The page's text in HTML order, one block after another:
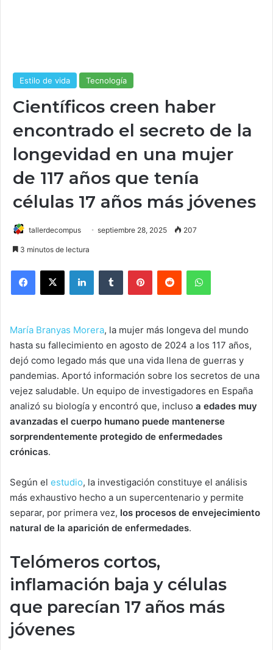
Estilo de vida Tecnología
Científicos creen haber
encontrado el secreto de la
longevidad en una mujer
de 117 años que tenía
células 17 años más jóvenes
tallerdecompus septiembre 28, 2025 207
3 minutos de lectura
María Branyas Morera, la mujer más longeva del mundo
hasta su fallecimiento en agosto de 2024 a los 117 años,
dejó como legado más que una vida llena de guerras y
pandemias. Aportó información sobre los secretos de una
vejez saludable. Un equipo de investigadores en España
analizó su biología y encontró que, incluso a edades muy
avanzadas el cuerpo humano puede mantenerse
sorprendentemente protegido de enfermedades
crónicas.
Según el estudio, la investigación constituye el análisis
más exhaustivo hecho a un supercentenario y permite
separar, por primera vez, los procesos de envejecimiento
natural de la aparición de enfermedades.
Telómeros cortos,
inflamación baja y células
que parecían 17 años más
jóvenes